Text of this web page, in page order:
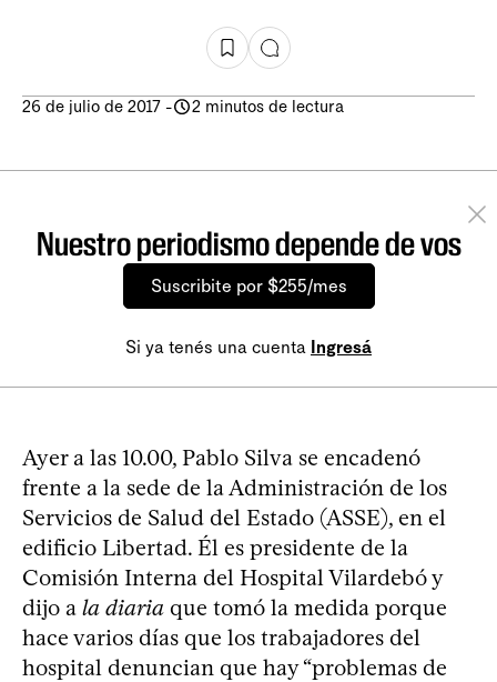
26 de julio de 2017 - 2 minutos de lectura
Nuestro periodismo depende de vos
Suscribite por $255/mes
Si ya tenés una cuenta Ingresá
Ayer a las 10.00, Pablo Silva se encadenó
frente a la sede de la Administración de los
Servicios de Salud del Estado (ASSE), en el
edificio Libertad. Él es presidente de la
Comisión Interna del Hospital Vilardebó y
dijo a la diaria que tomó la medida porque
hace varios días que los trabajadores del
hospital denuncian que hay “problemas de